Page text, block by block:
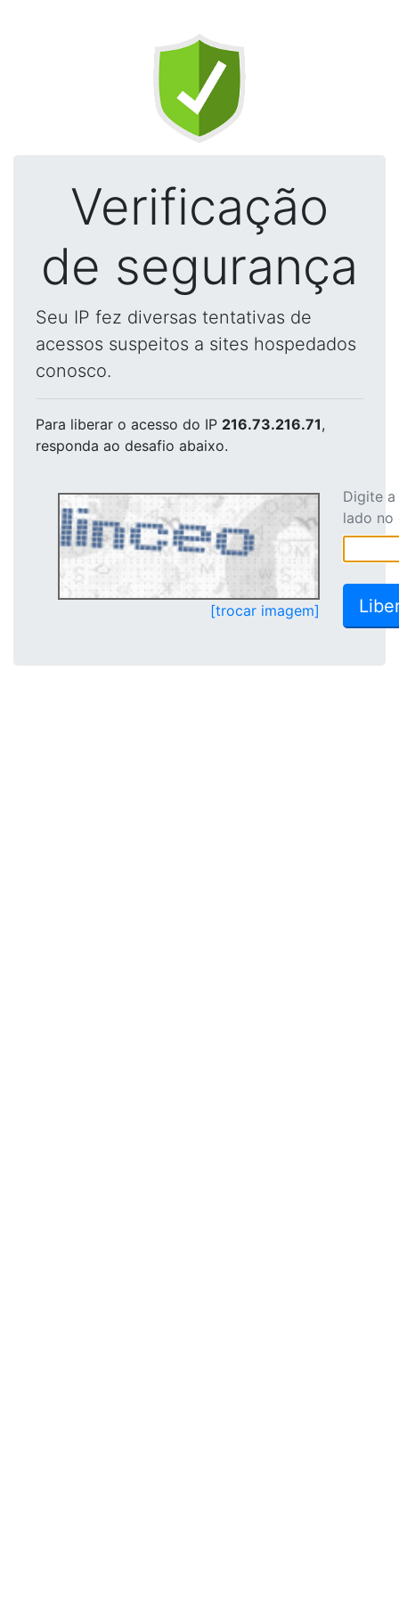
Verificação
de segurança
Seu IP fez diversas tentativas de
acessos suspeitos a sites hospedados
conosco.
Para liberar o acesso do IP 216.73.216.71,
responda ao desafio abaixo.
[trocar imagem]
Digite
lado no